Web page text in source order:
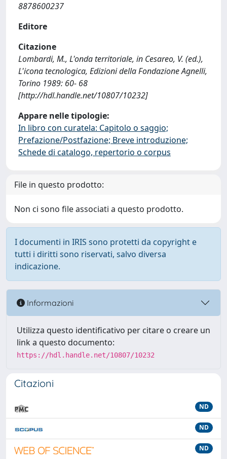
8878600237
Editore
Citazione
Lombardi, M., L'onda territoriale, in Cesareo, V. (ed.),
L'icona tecnologica, Edizioni della Fondazione Agnelli,
Torino 1989: 60- 68
[http://hdl.handle.net/10807/10232]
Appare nelle tipologie:
In libro con curatela: Capitolo o saggio;
Prefazione/Postfazione; Breve introduzione;
Schede di catalogo, repertorio o corpus
File in questo prodotto:
Non ci sono file associati a questo prodotto.
I documenti in IRIS sono protetti da copyright e
tutti i diritti sono riservati, salvo diversa
indicazione.
Informazioni
Utilizza questo identificativo per citare o creare un
link a questo documento:
https://hdl.handle.net/10807/10232
Citazioni
ND
ND
ND